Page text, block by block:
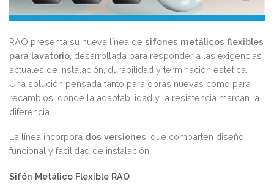
RAO presenta su nueva línea de sifones metálicos flexibles
para lavatorio , desarrollada para responder a las exigencias
actuales de instalación, durabilidad y terminación estética.
Una solución pensada tanto para obras nuevas como para
recambios, donde la adaptabilidad y la resistencia marcan la
diferencia.
La línea incorpora dos versiones , que comparten diseño
funcional y facilidad de instalación.
Sifón Metálico Flexible RAO